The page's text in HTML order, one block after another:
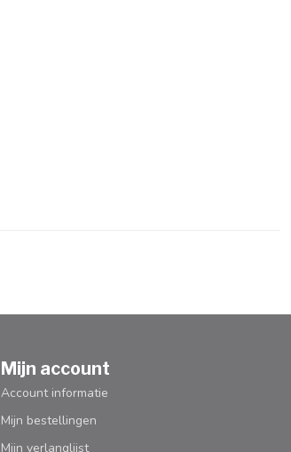
Mijn account
Account informatie
Mijn bestellingen
Mijn verlanglijst